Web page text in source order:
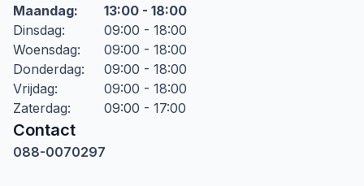
Maandag:
13:00 - 18:00
Dinsdag:
09:00 - 18:00
Woensdag:
09:00 - 18:00
Donderdag:
09:00 - 18:00
Vrijdag:
09:00 - 18:00
Zaterdag: 09:00 - 17:00
Contact
088-0070297